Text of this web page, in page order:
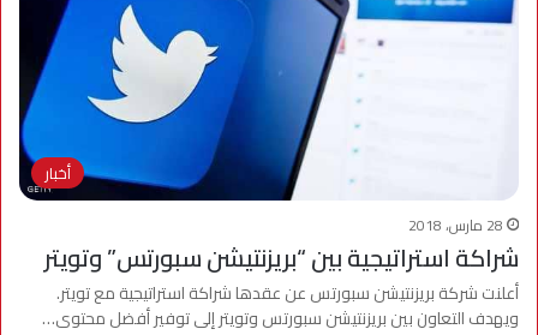
أخبار
28 مارس، 2018
شراكة استراتيجية بين “بريزنتيشن سبورتس” وتويتر
أعلنت شركة بريزنتيشن سبورتس عن عقدها شراكة استراتيجية مع تويتر.
ويهدف التعاون بين بريزنتيشن سبورتس وتويتر إلى توفير أفضل محتوى…